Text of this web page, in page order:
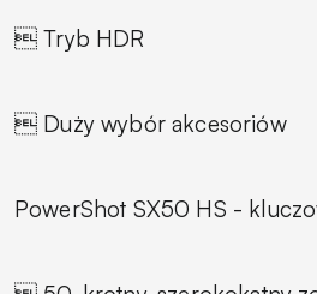
 Tryb HDR
 Duży wybór akcesoriów
PowerShot SX50 HS -